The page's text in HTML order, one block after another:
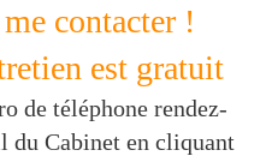
contacter !
est gratuit
de téléphone rendez-
du Cabinet en cliquant